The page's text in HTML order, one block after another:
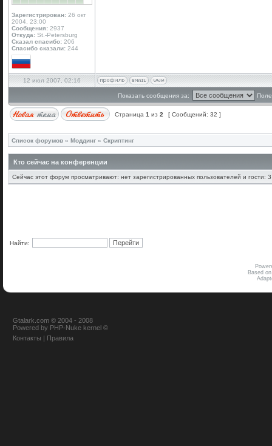
Зарегистрирован: 26 окт
2004, 23:00
Сообщения: 2937
Откуда: St.-Petersburg
Сказал спасибо: 206
Спасибо сказали: 244
12 июл 2007, 02:16
Показать сообщения за:
Страница 1 из 2 [ Сообщений: 32 ]
Список форумов » Моддинг » Скриптинг
Кто сейчас на конференции
Сейчас этот форум просматривают: нет зарегистрированных пользователей и гости: 3
Найти:
Based
Gtalark.com © 2004 - 2008
Powered by PHP-Nuke kernel ©
Контакты | Правила